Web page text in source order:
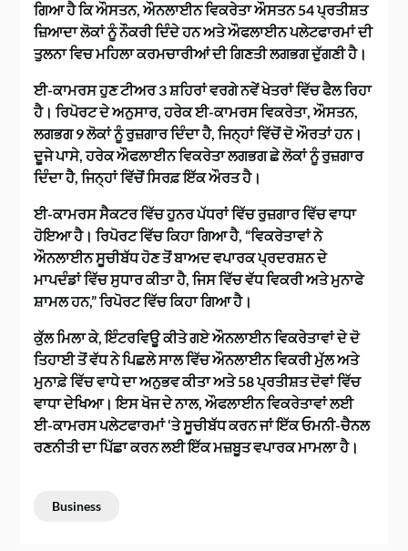
ਗਿਆ ਹੈ ਕਿ ਔਸਤਨ, ਔਨਲਾਈਨ ਵਿਕਰੇਤਾ ਔਸਤਨ 54 ਪ੍ਰਤੀਸ਼ਤ
ਜ਼ਿਆਦਾ ਲੋਕਾਂ ਨੂੰ ਨੌਕਰੀ ਦਿੰਦੇ ਹਨ ਅਤੇ ਔਫਲਾਈਨ ਪਲੇਟਫਾਰਮਾਂ ਦੀ
ਤੁਲਨਾ ਵਿਚ ਮਹਿਲਾ ਕਰਮਚਾਰੀਆਂ ਦੀ ਗਿਣਤੀ ਲਗਭਗ ਦੁੱਗਣੀ ਹੈ।
ਈ-ਕਾਮਰਸ ਹੁਣ ਟੀਅਰ 3 ਸ਼ਹਿਰਾਂ ਵਰਗੇ ਨਵੇਂ ਖੇਤਰਾਂ ਵਿੱਚ ਫੈਲ ਰਿਹਾ
ਹੈ। ਰਿਪੋਰਟ ਦੇ ਅਨੁਸਾਰ, ਹਰੇਕ ਈ-ਕਾਮਰਸ ਵਿਕਰੇਤਾ, ਔਸਤਨ,
ਲਗਭਗ 9 ਲੋਕਾਂ ਨੂੰ ਰੁਜ਼ਗਾਰ ਦਿੰਦਾ ਹੈ, ਜਿਨ੍ਹਾਂ ਵਿੱਚੋਂ ਦੋ ਔਰਤਾਂ ਹਨ।
ਦੂਜੇ ਪਾਸੇ, ਹਰੇਕ ਔਫਲਾਈਨ ਵਿਕਰੇਤਾ ਲਗਭਗ ਛੇ ਲੋਕਾਂ ਨੂੰ ਰੁਜ਼ਗਾਰ
ਦਿੰਦਾ ਹੈ, ਜਿਨ੍ਹਾਂ ਵਿੱਚੋਂ ਸਿਰਫ਼ ਇੱਕ ਔਰਤ ਹੈ।
ਈ-ਕਾਮਰਸ ਸੈਕਟਰ ਵਿੱਚ ਹੁਨਰ ਪੱਧਰਾਂ ਵਿੱਚ ਰੁਜ਼ਗਾਰ ਵਿੱਚ ਵਾਧਾ
ਹੋਇਆ ਹੈ। ਰਿਪੋਰਟ ਵਿੱਚ ਕਿਹਾ ਗਿਆ ਹੈ, “ਵਿਕਰੇਤਾਵਾਂ ਨੇ
ਔਨਲਾਈਨ ਸੂਚੀਬੱਧ ਹੋਣ ਤੋਂ ਬਾਅਦ ਵਪਾਰਕ ਪ੍ਰਦਰਸ਼ਨ ਦੇ
ਮਾਪਦੰਡਾਂ ਵਿੱਚ ਸੁਧਾਰ ਕੀਤਾ ਹੈ, ਜਿਸ ਵਿੱਚ ਵੱਧ ਵਿਕਰੀ ਅਤੇ ਮੁਨਾਫੇ
ਸ਼ਾਮਲ ਹਨ,” ਰਿਪੋਰਟ ਵਿੱਚ ਕਿਹਾ ਗਿਆ ਹੈ।
ਕੁੱਲ ਮਿਲਾ ਕੇ, ਇੰਟਰਵਿਊ ਕੀਤੇ ਗਏ ਔਨਲਾਈਨ ਵਿਕਰੇਤਾਵਾਂ ਦੇ ਦੋ
ਤਿਹਾਈ ਤੋਂ ਵੱਧ ਨੇ ਪਿਛਲੇ ਸਾਲ ਵਿੱਚ ਔਨਲਾਈਨ ਵਿਕਰੀ ਮੁੱਲ ਅਤੇ
ਮੁਨਾਫ਼ੇ ਵਿੱਚ ਵਾਧੇ ਦਾ ਅਨੁਭਵ ਕੀਤਾ ਅਤੇ 58 ਪ੍ਰਤੀਸ਼ਤ ਦੋਵਾਂ ਵਿੱਚ
ਵਾਧਾ ਦੇਖਿਆ। ਇਸ ਖੋਜ ਦੇ ਨਾਲ, ਔਫਲਾਈਨ ਵਿਕਰੇਤਾਵਾਂ ਲਈ
ਈ-ਕਾਮਰਸ ਪਲੇਟਫਾਰਮਾਂ ‘ਤੇ ਸੂਚੀਬੱਧ ਕਰਨ ਜਾਂ ਇੱਕ ਓਮਨੀ-ਚੈਨਲ
ਰਣਨੀਤੀ ਦਾ ਪਿੱਛਾ ਕਰਨ ਲਈ ਇੱਕ ਮਜ਼ਬੂਤ ​​ਵਪਾਰਕ ਮਾਮਲਾ ਹੈ।
Business